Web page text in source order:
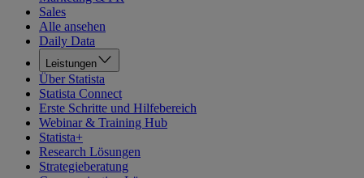
Sales
Alle ansehen
Daily Data
Leistungen
Über Statista
Statista Connect
Erste Schritte und Hilfebereich
Webinar & Training Hub
Statista+
Research Lösungen
Strategieberatung